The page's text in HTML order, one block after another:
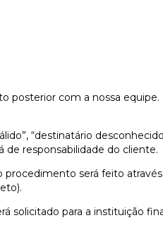
posterior com a nossa
“destinatário
de responsabilidade do cliente.
procedimento será feito
solicitado para a instituição